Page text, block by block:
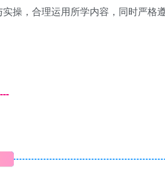
操，合理运用所学内容，同时严格